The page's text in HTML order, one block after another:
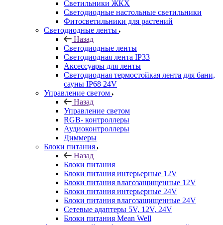
Светильники ЖКХ
Светодиодные настольные светильники
Фитосветильники для растений
Светодиодные ленты
Назад
Светодиодные ленты
Светодиодная лента IP33
Аксессуары для ленты
Светодиодная термостойкая лента для бани,
сауны IP68 24V
Управление светом
Назад
Управление светом
RGB- контроллеры
Аудиоконтроллеры
Диммеры
Блоки питания
Назад
Блоки питания
Блоки питания интерьерные 12V
Блоки питания влагозащищенные 12V
Блоки питания интерьерные 24V
Блоки питания влагозащищенные 24V
Сетевые адаптеры 5V, 12V, 24V
Блоки питания Mean Well